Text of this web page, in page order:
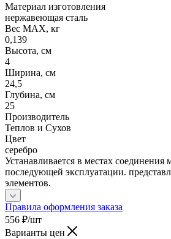
Материал изготовления
нержавеющая сталь
Вес МАХ, кг
0,139
Высота, см
4
Ширина, см
24,5
Глубина, см
25
Производитель
Теплов и Сухов
Цвет
серебро
Устанавливается в местах
последующей эксплуатации.
элементов.
Правила оформления заказа
556 ₽/шт
Варианты цен